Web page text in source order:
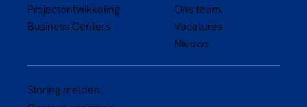
Projectontwikkeling
Business Centers
Ons team
Vacatures
Nieuws
Storing melden